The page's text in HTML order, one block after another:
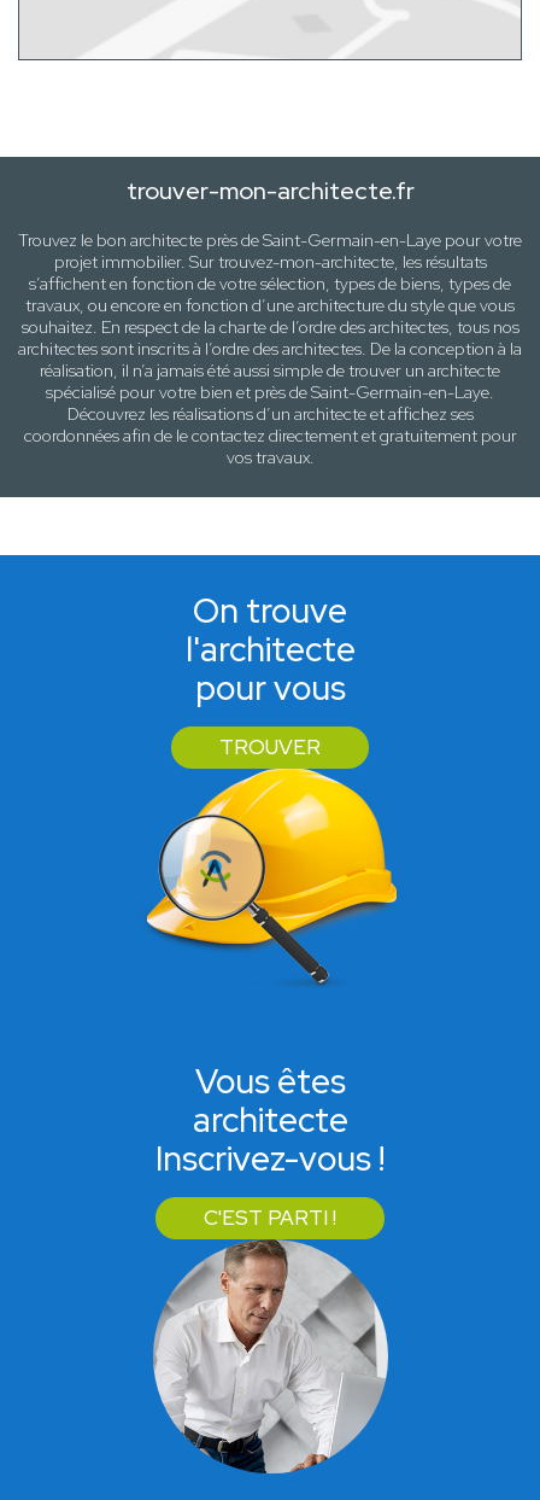
trouver-mon-architecte.fr
Trouvez le bon architecte près deSaint-Germain-en-Laye pour votre
projet immobilier. Sur trouvez-mon-architecte, les résultats
s’affichent en fonction de votre sélection, types de biens, types de
travaux, ou encore en fonction d’une architecturedu style que vous
souhaitez. En respect de la charte de l’ordre des architectes, tous nos
architectes sont inscrits à l’ordre des architectes. De la conception à la
réalisation, il n’a jamais été aussi simple de trouver un architecte
spécialisé pour votre bien et près deSaint-Germain-en-Laye.
Découvrez les réalisations d’un architecte et affichez ses
coordonnées afin de le contactez directement et gratuitement pour
vos travaux.
On trouve
l'architecte
pour vous
TROUVER
Vous êtes
architecte
Inscrivez-vous !
C'EST PARTI !